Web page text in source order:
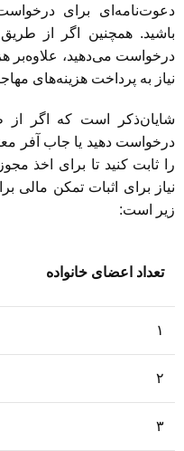
دعوت‌نامه‌ای برای
باشید. همچنین اگر از
درخواست می‌دهید، علاوه‌بر
نیاز به پرداخت هزینه‌های
شایان‌ذکر است که اگر از
درخواست دهید یا جاب آفر
را ثابت کنید تا برای اخذ
نیاز برای اثبات تمکن مالی
زیر است:
تعداد اعضای خانواده
۱
۲
۳